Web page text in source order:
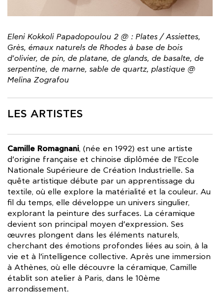
Eleni Kokkoli Papadopoulou 2 @ : Plates / Assiettes,
Grès, émaux naturels de Rhodes à base de bois
d’olivier, de pin, de platane, de glands, de basalte, de
serpentine, de marne, sable de quartz, plastique @
Melina Zografou
LES ARTISTES
Camille Romagnani, (née en 1992) est une artiste
d’origine française et chinoise diplômée de l’Ecole
Nationale Supérieure de Création Industrielle. Sa
quête artistique débute par un apprentissage du
textile, où elle explore la matérialité et la couleur. Au
fil du temps, elle développe un univers singulier,
explorant la peinture des surfaces. La céramique
devient son principal moyen d’expression. Ses
œuvres plongent dans les éléments naturels,
cherchant des émotions profondes liées au soin, à la
vie et à l’intelligence collective. Après une immersion
à Athènes, où elle découvre la céramique, Camille
établit son atelier à Paris, dans le 10ème
arrondissement.